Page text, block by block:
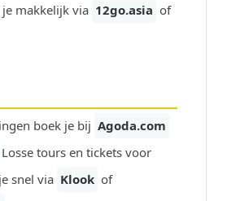
makkelijk via 12go.asia of
boek je bij Agoda.com
Losse tours en tickets voor
snel via Klook of